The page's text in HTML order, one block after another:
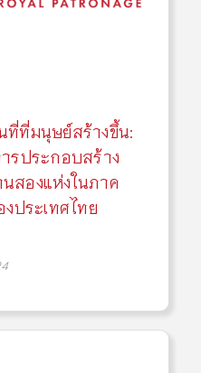
ที่ที่มนุษย์สร้างขึ้น:
รประกอบสร้าง
สองแห่งในภาค
ประเทศไทย